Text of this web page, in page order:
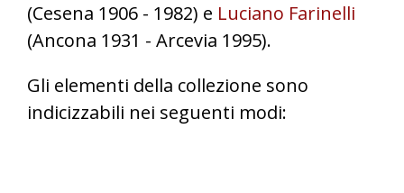
(Cesena 1906 - 1982) e Luciano Farinelli
(Ancona 1931 - Arcevia 1995).
Gli elementi della collezione sono
indicizzabili nei seguenti modi: